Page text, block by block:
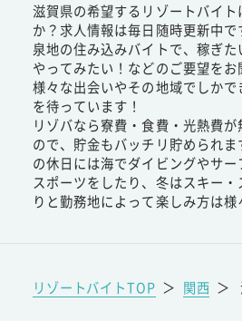
滋賀県の希望するリゾートバイト
か？求人情報は毎日随時更新中
泉地の住み込みバイトで、稼ぎた
やってみたい！などのご要望をお
様々な出会いやその地域でしか
を待っています！
リゾバなら寮費・食費・光熱費
ので、貯金もバッチリ貯められ
の休日には海でダイビングやサ
スポーツをしたり、冬はスキー
りと勤務地によって楽しみ方は様
リゾートバイトTOP ＞ 関西 ＞